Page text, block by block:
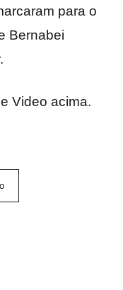
para o
Bernabei
Video acima.